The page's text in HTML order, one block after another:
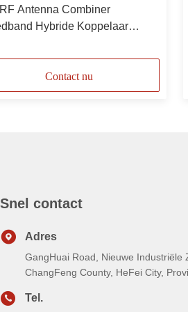
Antenna Combiner
Hybride Koppelaar
Contact nu
Snel contact
Adres
GangHuai Road, Nieuwe Industriële
ChangFeng County, HeFei City,
Tel.